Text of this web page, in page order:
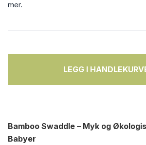
mer.
LEGG I
Bamboo Swaddle – Myk og
Babyer